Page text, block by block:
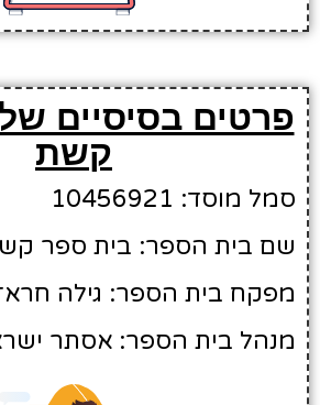
פרטים בסיסיים
קשת
סמל מוסד: 10456921
שם בית הספר: בית ספר
מפקח בית הספר: גילה
מנהל בית הספר: אסתר